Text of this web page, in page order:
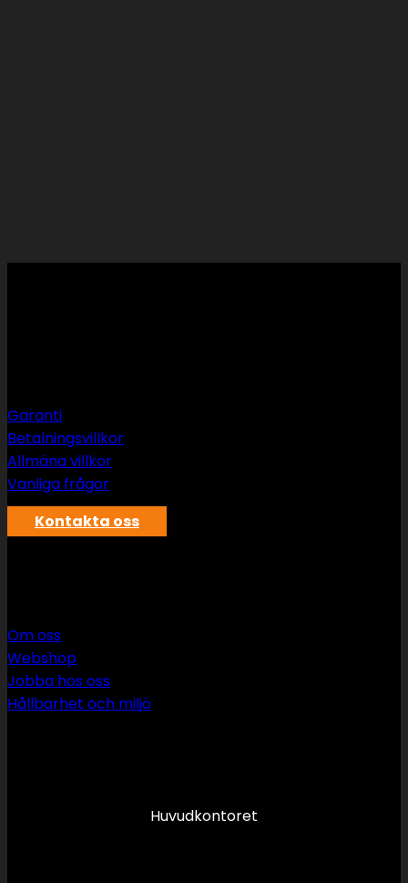
Garanti
Betalningsvillkor
Allmäna villkor
Vanliga frågor
Kontakta oss
Om oss
Webshop
Jobba hos oss
Hållbarhet och miljö
Huvudkontoret